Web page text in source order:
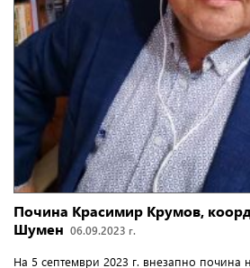
Почина Красимир Крумов,
Шумен 06.09.2023 г.
На 5 септември 2023 г. внезапно почина